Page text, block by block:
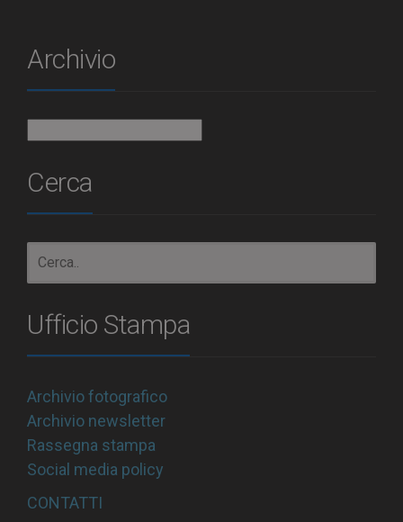
Archivio
Cerca
Ufficio Stampa
Archivio fotografico
Archivio newsletter
Rassegna stampa
Social media policy
CONTATTI